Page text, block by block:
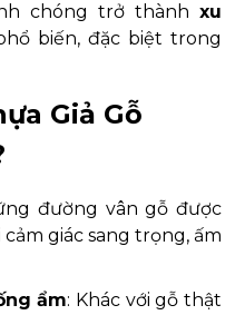
chóng trở thành xu
biến, đặc biệt trong
Giả Gỗ
đường vân gỗ được
giác sang trọng, ấm
ẩm: Khác với gỗ thật